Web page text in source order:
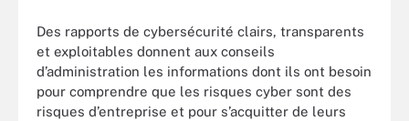
Des rapports de cybersécurité clairs, transparents
et exploitables donnent aux conseils
d’administration les informations dont ils ont besoin
pour comprendre que les risques cyber sont des
risques d’entreprise et pour s’acquitter de leurs